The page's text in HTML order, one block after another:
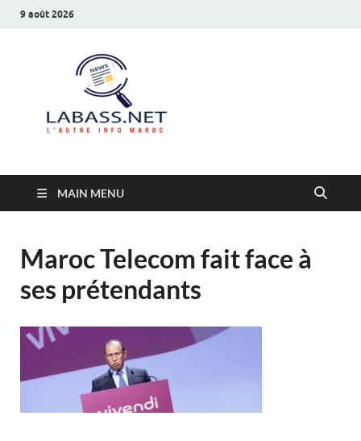
9 août 2026
MAIN MENU
Maroc Telecom fait face à
ses prétendants